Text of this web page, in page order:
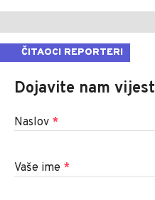
ČITAOCI REPORTERI
Dojavite nam vijest
Naslov *
Vaše ime *